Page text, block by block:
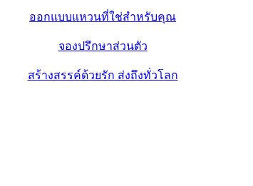
ออกแบบแหวนที่ใช่สำหรับคุณ
จองปรึกษาส่วนตัว
สร้างสรรค์ด้วยรัก ส่งถึงทั่วโลก